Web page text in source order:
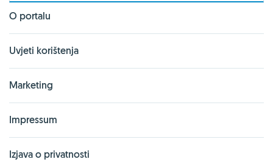
O portalu
Uvjeti korištenja
Marketing
Impressum
Izjava o privatnosti